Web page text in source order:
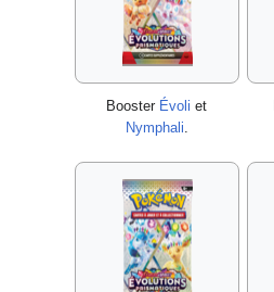
Booster Évoli et
Nymphali.